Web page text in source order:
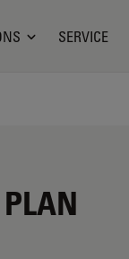
SERVICE